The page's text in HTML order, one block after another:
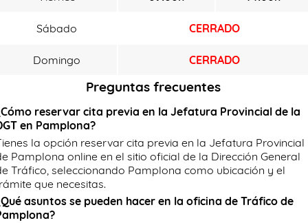
Sábado CERRADO
Domingo CERRADO
Preguntas frecuentes
reservar cita previa en la Jefatura Provincial de la
en Pamplona?
la opción reservar cita previa en la Jefatura Provincial
Pamplona online en el sitio oficial de la Dirección General
Tráfico, seleccionando Pamplona como ubicación y el
que necesitas.
asuntos se pueden hacer en la oficina de Tráfico de